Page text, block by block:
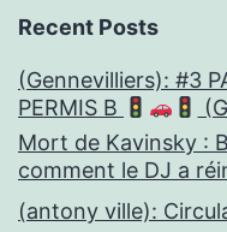
Recent Posts
(Gennevilliers): #3
PERMIS B
Mort de Kavinsky :
comment le DJ a
(antony ville):